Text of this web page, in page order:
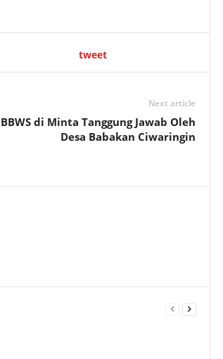
tweet
Next article
BBWS di Minta Tanggung Jawab Oleh
Desa Babakan Ciwaringin